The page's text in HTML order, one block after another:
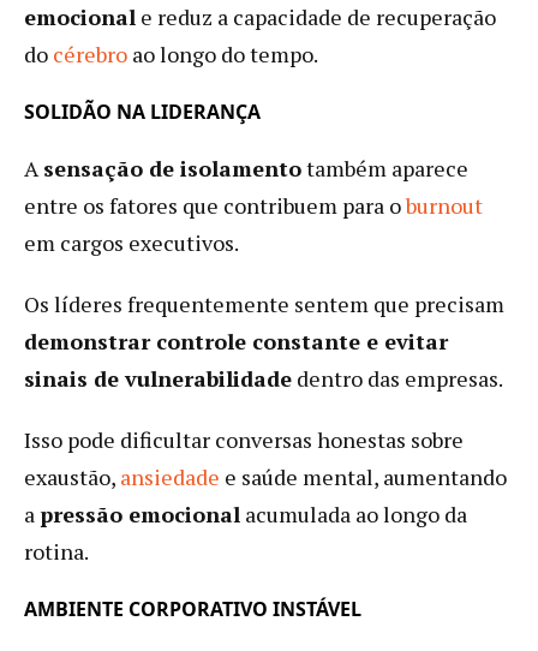
emocional e reduz a capacidade de recuperação
do cérebro ao longo do tempo.
SOLIDÃO NA LIDERANÇA
Asensação de isolamentotambém aparece
entre os fatores que contribuem para oburnout
em cargos executivos.
Os líderes frequentemente sentem que precisam
demonstrar controle constante e evitar
sinais de vulnerabilidade dentro das empresas.
Isso pode dificultar conversas honestas sobre
exaustão, ansiedade e saúde mental, aumentando
a pressão emocional acumulada ao longo da
rotina.
AMBIENTE CORPORATIVO INSTÁVEL